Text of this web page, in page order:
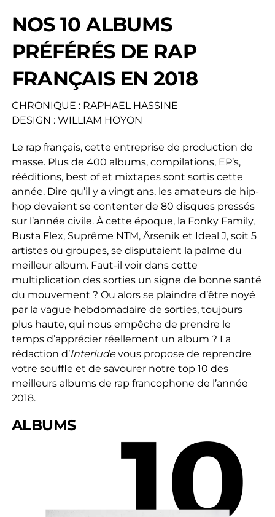
NOS 10 ALBUMS
PRÉFÉRÉS DE RAP
FRANÇAIS EN 2018
CHRONIQUE : RAPHAEL HASSINE
DESIGN : WILLIAM HOYON
Le rap français, cette entreprise de production de
masse. Plus de 400 albums, compilations, EP’s,
rééditions, best of et mixtapes sont sortis cette
année. Dire qu’il y a vingt ans, les amateurs de hip-
hop devaient se contenter de 80 disques pressés
sur l’année civile. À cette époque, la Fonky Family,
Busta Flex, Suprême NTM, Ärsenik et Ideal J, soit 5
artistes ou groupes, se disputaient la palme du
meilleur album. Faut-il voir dans cette
multiplication des sorties un signe de bonne santé
du mouvement ? Ou alors se plaindre d’être noyé
par la vague hebdomadaire de sorties, toujours
plus haute, qui nous empêche de prendre le
temps d’apprécier réellement un album ? La
rédaction d’Interludevous propose de reprendre
votre souffle et de savourer notre top 10 des
meilleurs albums de rap francophone de l’année
2018.
ALBUMS